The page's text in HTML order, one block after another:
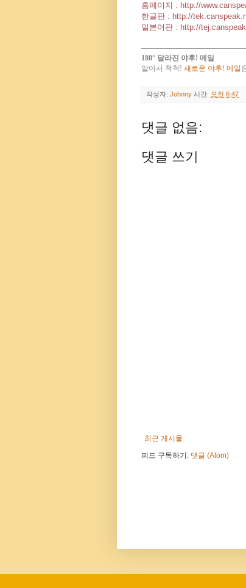
홈페이지 : http://
한글판 : http://
일본어판 : http://
180° 달라진 야후! 메일
알아서 척척! 새로운 야후! 메일
작성자: Johnny 시간: 오전 6:47
댓글 없음:
댓글 쓰기
최근 게시물
피드 구독하기: 댓글 (Atom)